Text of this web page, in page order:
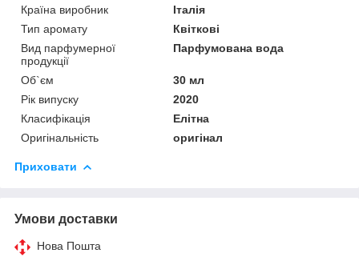
Країна виробник
Італія
Тип аромату
Квіткові
Вид парфумерної
продукції
Парфумована вода
Об`єм
30 мл
Рік випуску
2020
Класифікація
Елітна
Оригінальність
оригінал
Приховати
Умови доставки
Нова Пошта